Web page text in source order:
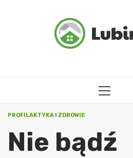
PRIMARY
PROFILAKTYKA I ZDROWIE
Nie bądź